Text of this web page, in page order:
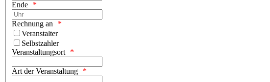
Ende
Rechnung an
Veranstalter
Selbstzahler
Veranstaltungsort
Art der Veranstaltung